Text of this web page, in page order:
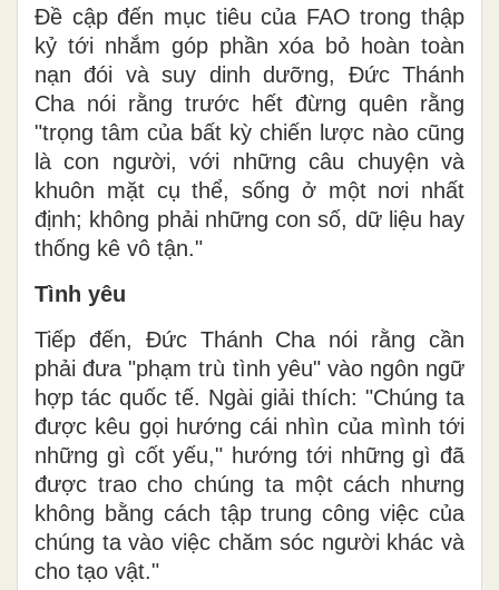
Đề cập đến mục tiêu của FAO trong thập
kỷ tới nhắm góp phần xóa bỏ hoàn toàn
nạn đói và suy dinh dưỡng, Đức Thánh
Cha nói rằng trước hết đừng quên rằng
"trọng tâm của bất kỳ chiến lược nào cũng
là con người, với những câu chuyện và
khuôn mặt cụ thể, sống ở một nơi nhất
định; không phải những con số, dữ liệu hay
thống kê vô tận."
Tình yêu
Tiếp đến, Đức Thánh Cha nói rằng cần
phải đưa "phạm trù tình yêu" vào ngôn ngữ
hợp tác quốc tế. Ngài giải thích: "Chúng ta
được kêu gọi hướng cái nhìn của mình tới
những gì cốt yếu," hướng tới những gì đã
được trao cho chúng ta một cách nhưng
không bằng cách tập trung công việc của
chúng ta vào việc chăm sóc người khác và
cho tạo vật."